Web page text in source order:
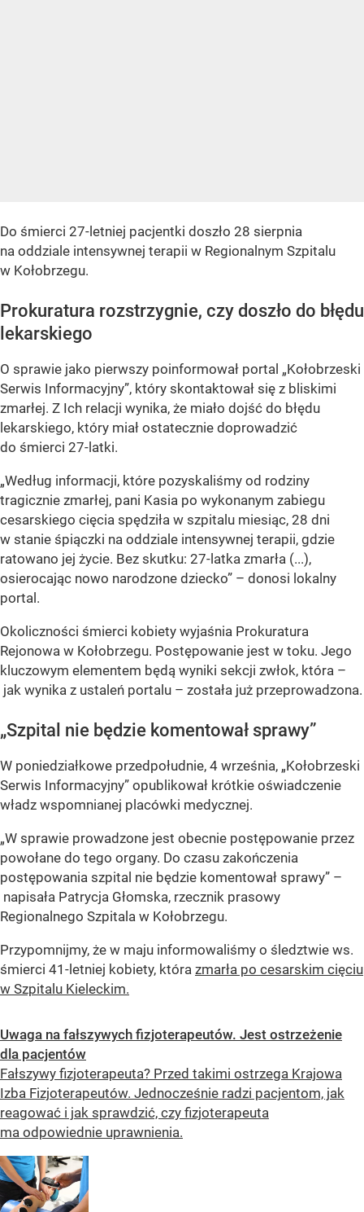
Do śmierci 27-letniej pacjentki doszło 28 sierpnia
na oddziale intensywnej terapii w Regionalnym Szpitalu
w Kołobrzegu.
Prokuratura rozstrzygnie, czy doszło do błędu
lekarskiego
O sprawie jako pierwszy poinformował portal „Kołobrzeski
Serwis Informacyjny”, który skontaktował się z bliskimi
zmarłej. Z Ich relacji wynika, że miało dojść do błędu
lekarskiego, który miał ostatecznie doprowadzić
do śmierci 27-latki.
„Według informacji, które pozyskaliśmy od rodziny
tragicznie zmarłej, pani Kasia po wykonanym zabiegu
cesarskiego cięcia spędziła w szpitalu miesiąc, 28 dni
w stanie śpiączki na oddziale intensywnej terapii, gdzie
ratowano jej życie. Bez skutku: 27-latka zmarła (...),
osierocając nowo narodzone dziecko” – donosi lokalny
portal.
Okoliczności śmierci kobiety wyjaśnia Prokuratura
Rejonowa w Kołobrzegu. Postępowanie jest w toku. Jego
kluczowym elementem będą wyniki sekcji zwłok, która –
jak wynika z ustaleń portalu – została już przeprowadzona.
„Szpital nie będzie komentował sprawy”
W poniedziałkowe przedpołudnie, 4 września, „Kołobrzeski
Serwis Informacyjny” opublikował krótkie oświadczenie
władz wspomnianej placówki medycznej.
„W sprawie prowadzone jest obecnie postępowanie przez
powołane do tego organy. Do czasu zakończenia
postępowania szpital nie będzie komentował sprawy” –
napisała Patrycja Głomska, rzecznik prasowy
Regionalnego Szpitala w Kołobrzegu.
Przypomnijmy, że w maju informowaliśmy o śledztwie ws.
śmierci 41-letniej kobiety, która zmarła po cesarskim cięciu
w Szpitalu Kieleckim.
Uwaga na fałszywych fizjoterapeutów. Jest ostrzeżenie
dla pacjentów
Fałszywy fizjoterapeuta? Przed takimi ostrzega Krajowa
Izba Fizjoterapeutów. Jednocześnie radzi pacjentom, jak
reagować i jak sprawdzić, czy fizjoterapeuta
ma odpowiednie uprawnienia.